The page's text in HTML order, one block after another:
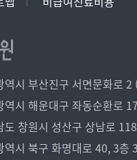
역시 부산진구 서면문화로
역시 해운대구 좌동순환로
도 창원시 성산구 상남로
역시 북구 화명대로 40, 3층